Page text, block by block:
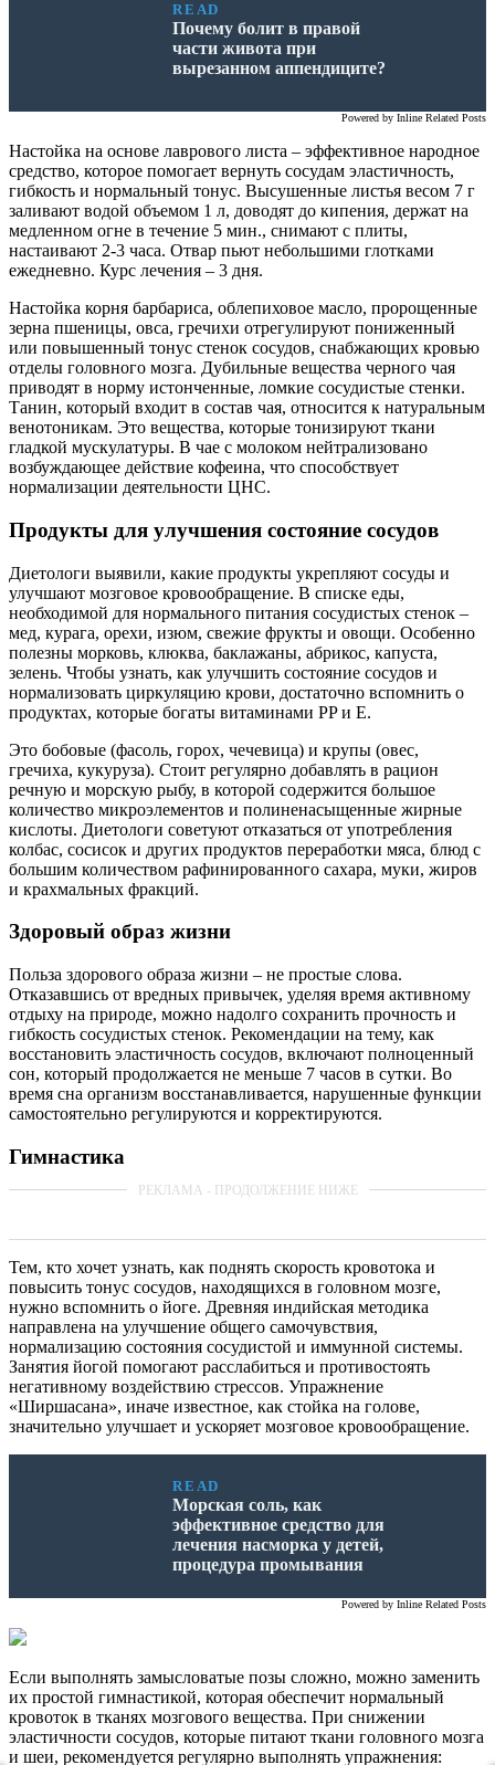
READ
Почему болит в правой
части живота при
вырезанном аппендиците?
Powered by Inline Related Posts
Настойка на основе лаврового листа – эффективное народное
средство, которое помогает вернуть сосудам эластичность,
гибкость и нормальный тонус. Высушенные листья весом 7 г
заливают водой объемом 1 л, доводят до кипения, держат на
медленном огне в течение 5 мин., снимают с плиты,
настаивают 2-3 часа. Отвар пьют небольшими глотками
ежедневно. Курс лечения – 3 дня.
Настойка корня барбариса, облепиховое масло, пророщенные
зерна пшеницы, овса, гречихи отрегулируют пониженный
или повышенный тонус стенок сосудов, снабжающих кровью
отделы головного мозга. Дубильные вещества черного чая
приводят в норму истонченные, ломкие сосудистые стенки.
Танин, который входит в состав чая, относится к натуральным
венотоникам. Это вещества, которые тонизируют ткани
гладкой мускулатуры. В чае с молоком нейтрализовано
возбуждающее действие кофеина, что способствует
нормализации деятельности ЦНС.
Продукты для улучшения состояние сосудов
Диетологи выявили, какие продукты укрепляют сосуды и
улучшают мозговое кровообращение. В списке еды,
необходимой для нормального питания сосудистых стенок –
мед, курага, орехи, изюм, свежие фрукты и овощи. Особенно
полезны морковь, клюква, баклажаны, абрикос, капуста,
зелень. Чтобы узнать, как улучшить состояние сосудов и
нормализовать циркуляцию крови, достаточно вспомнить о
продуктах, которые богаты витаминами PP и E.
Это бобовые (фасоль, горох, чечевица) и крупы (овес,
гречиха, кукуруза). Стоит регулярно добавлять в рацион
речную и морскую рыбу, в которой содержится большое
количество микроэлементов и полиненасыщенные жирные
кислоты. Диетологи советуют отказаться от употребления
колбас, сосисок и других продуктов переработки мяса, блюд с
большим количеством рафинированного сахара, муки, жиров
и крахмальных фракций.
Здоровый образ жизни
Польза здорового образа жизни – не простые слова.
Отказавшись от вредных привычек, уделяя время активному
отдыху на природе, можно надолго сохранить прочность и
гибкость сосудистых стенок. Рекомендации на тему, как
восстановить эластичность сосудов, включают полноценный
сон, который продолжается не меньше 7 часов в сутки. Во
время сна организм восстанавливается, нарушенные функции
самостоятельно регулируются и корректируются.
Гимнастика
Тем, кто хочет узнать, как поднять скорость кровотока и
повысить тонус сосудов, находящихся в головном мозге,
нужно вспомнить о йоге. Древняя индийская методика
направлена на улучшение общего самочувствия,
нормализацию состояния сосудистой и иммунной системы.
Занятия йогой помогают расслабиться и противостоять
негативному воздействию стрессов. Упражнение
«Ширшасана», иначе известное, как стойка на голове,
значительно улучшает и ускоряет мозговое кровообращение.
READ
Морская соль, как
эффективное средство для
лечения насморка у детей,
процедура промывания
Powered by Inline Related Posts
Если выполнять замысловатые позы сложно, можно заменить
их простой гимнастикой, которая обеспечит нормальный
кровоток в тканях мозгового вещества. При снижении
эластичности сосудов, которые питают ткани головного мозга
и шеи, рекомендуется регулярно выполнять упражнения: